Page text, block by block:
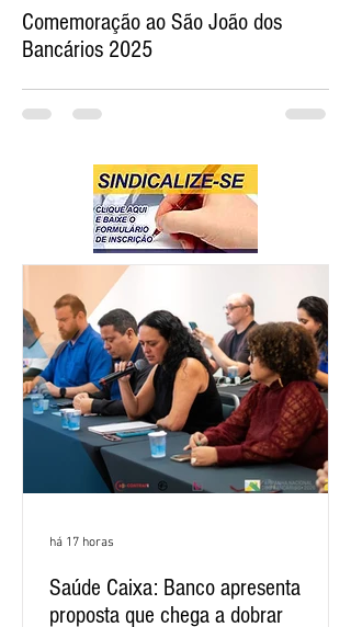
Comemoração ao São João dos
Bancários 2025
Saúde Caixa: Banco apresenta
proposta que chega a dobrar
há 17 horas